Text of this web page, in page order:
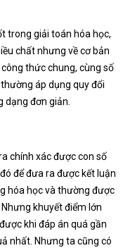
trong giải toán hóa học,
chất nhưng về cơ bản
thức chung, cùng số
áp dụng quy đổi
dạng đơn giản.
chính xác được con số
để đưa ra được kết luận
hóa học và thường được
khuyết điểm lớn
khi đáp án quá gần
nhất. Nhưng ta cũng có